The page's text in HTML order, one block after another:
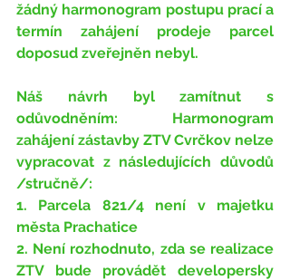
žádný harmonogram postupu prací a
termín zahájení prodeje parcel
doposud zveřejněn nebyl.
Náš návrh byl zamítnut s
odůvodněním: Harmonogram
zahájení zástavby ZTV Cvrčkov nelze
vypracovat z následujících důvodů
/stručně/:
1. Parcela 821/4 není v majetku
města Prachatice
2. Není rozhodnuto, zda se realizace
ZTV bude provádět developersky